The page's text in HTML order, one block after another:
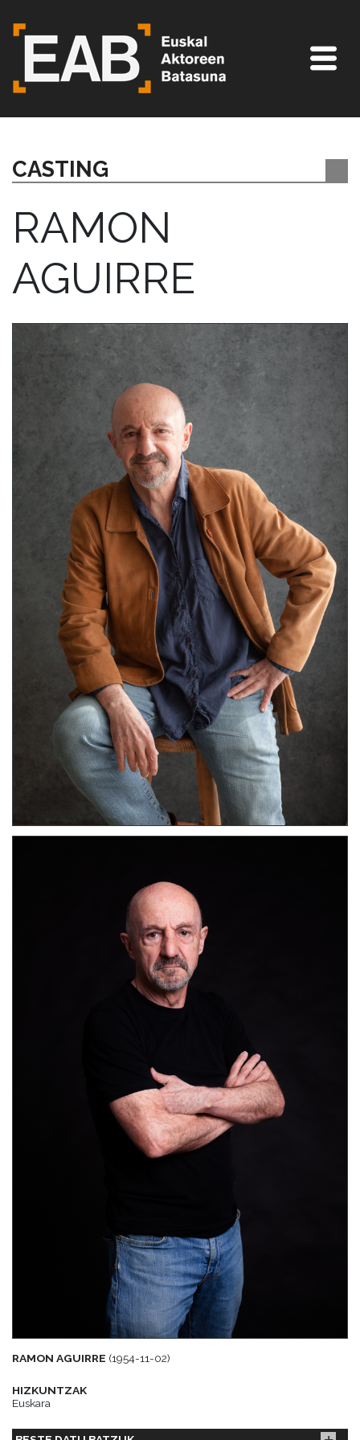
CASTING
RAMON
AGUIRRE
RAMON AGUIRRE (1954-11-02)
HIZKUNTZAK
Euskara